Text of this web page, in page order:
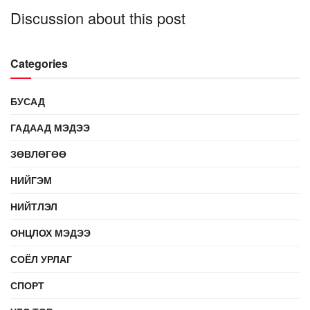
Discussion about this post
Categories
БУСАД
ГАДААД МЭДЭЭ
ЗӨВЛӨГӨӨ
НИЙГЭМ
НИЙТЛЭЛ
ОНЦЛОХ МЭДЭЭ
СОЁЛ УРЛАГ
СПОРТ